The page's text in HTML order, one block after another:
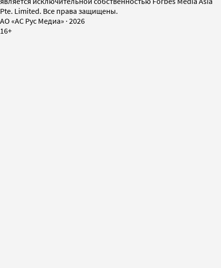
Pte. Limited. Все права защищены.
AO «АС Рус Медиа» · 2026
16+